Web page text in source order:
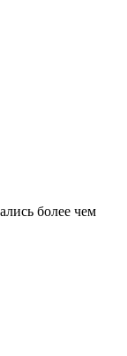
более чем